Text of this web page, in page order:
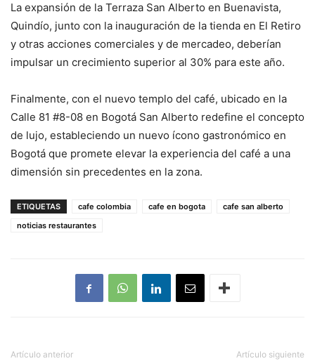
La expansión de la Terraza San Alberto en Buenavista,
Quindío, junto con la inauguración de la tienda en El Retiro
y otras acciones comerciales y de mercadeo, deberían
impulsar un crecimiento superior al 30% para este año.
Finalmente, con el nuevo templo del café, ubicado en la
Calle 81 #8-08 en Bogotá San Alberto redefine el concepto
de lujo, estableciendo un nuevo ícono gastronómico en
Bogotá que promete elevar la experiencia del café a una
dimensión sin precedentes en la zona.
ETIQUETAS cafe colombia cafe en bogota
cafe san alberto
noticias restaurantes
Artículo anterior Artículo siguiente